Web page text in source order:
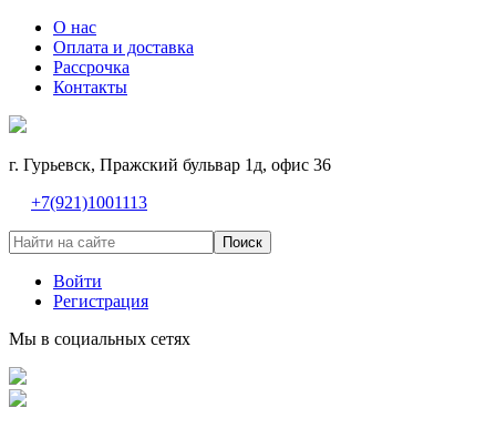
О нас
Оплата и доставка
Рассрочка
Контакты
г. Гурьевск, Пражский бульвар 1д, офис 36
+7(921)1001113
Поиск
Войти
Регистрация
Мы в социальных сетях